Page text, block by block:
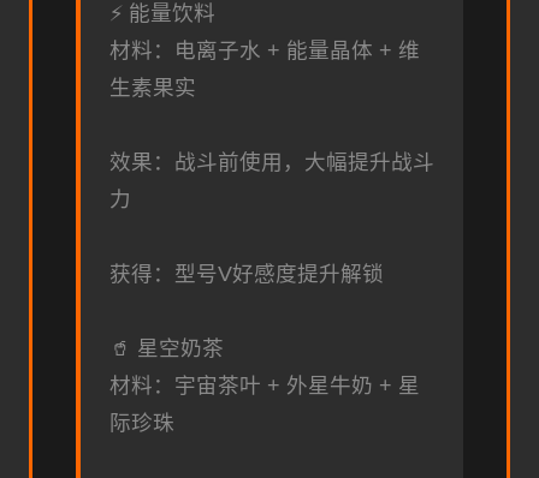
⚡ 能量饮料
材料：电离子水 + 能量晶体 + 维
生素果实
效果：战斗前使用，大幅提升战斗
力
获得：型号V好感度提升解锁
🥤 星空奶茶
材料：宇宙茶叶 + 外星牛奶 + 星
际珍珠